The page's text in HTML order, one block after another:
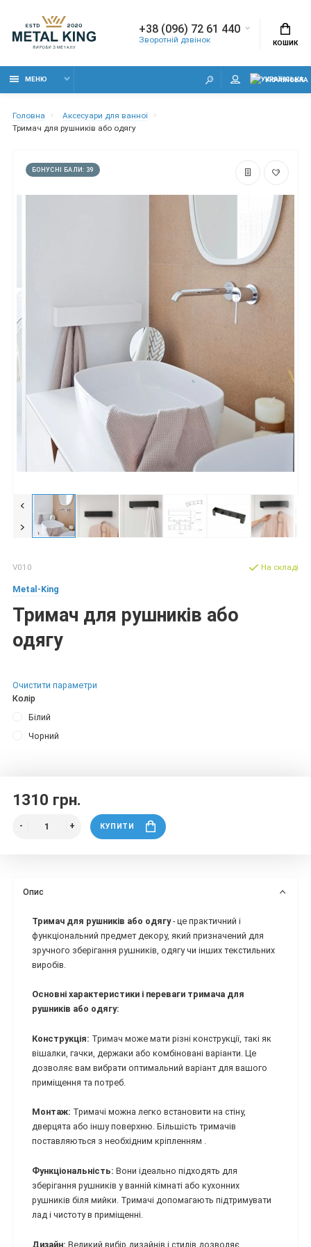
+38 (096) 72 61 440
Зворотній дзвінок КОШИК
МЕНЮ УКРАЇНСЬКА
Головна
Аксесуари для ванної
Тримач для рушників або одягу
БОНУСНІ БАЛИ: 39
V010
Metal-King
Тримач для рушників або
одягу
На складі
Очистити параметри
Колір
Білий
Чорний
1310 грн.
КУПИТИ
Опис
Тримач для рушників або одягу- це практичний і
функціональний предмет декору, який призначений для
зручного зберігання рушників, одягу чи інших текстильних
виробів.
Основні характеристики і переваги тримача для
рушників або одягу:
Конструкція: Тримач може мати різні конструкції, такі як
вішалки, гачки, держаки або комбіновані варіанти. Це
дозволяє вам вибрати оптимальний варіант для вашого
приміщення та потреб.
Монтаж: Тримачі можна легко встановити на стіну,
дверцята або іншу поверхню. Більшість тримачів
поставляються з необхідним кріпленням .
Функціональність: Вони ідеально підходять для
зберігання рушників у ванній кімнаті або кухонних
рушників біля мийки. Тримачі допомагають підтримувати
лад і чистоту в приміщенні.
Дизайн: Великий вибір дизайнів і стилів дозволяє